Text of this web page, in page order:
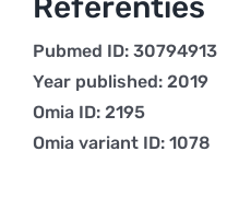
Pubmed ID: 30794913
Year published: 2019
Omia ID: 2195
Omia variant ID: 1078